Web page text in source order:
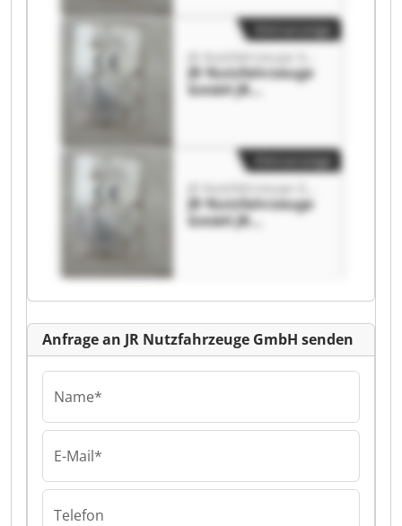
JR Nutzfahrzeuge
GmbH JR
Kleinanzeige
JR Nutzfahrzeuge
GmbH JR
Kleinanzeige
Anfrage an JR Nutzfahrzeuge GmbH senden
Name*
E-Mail*
Telefon